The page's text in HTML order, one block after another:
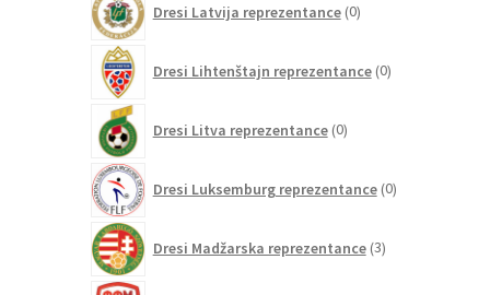
Dresi Latvija reprezentance 0izdelkov
Dresi Lihtenštajn reprezentance 0izdelkov
Dresi Litva reprezentance 0izdelkov
Dresi Luksemburg reprezentance 0izdelkov
Dresi Madžarska reprezentance 3izdelki